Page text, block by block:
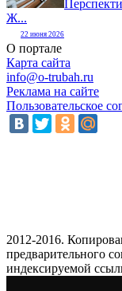
Ж...
22 июня 2026
О портале
Карта сайта
info@o-trubah.ru
Реклама на сайте
Пользовательское
2012-2016.
предварительного
индексируемой